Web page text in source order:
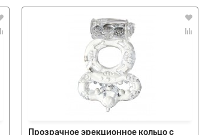
Прозрачное эрекционное кольцо с